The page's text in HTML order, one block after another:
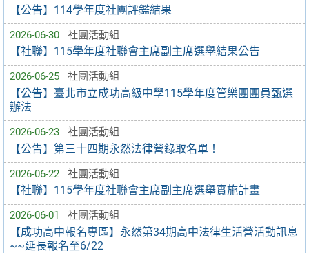
【公告】114學年度社團評鑑結果
2026-06-30 社團活動組
【社聯】115學年度社聯會主席副主席選舉結果公告
2026-06-25 社團活動組
【公告】臺北市立成功高級中學115學年度管樂團團員甄選
辦法
2026-06-23 社團活動組
【公告】第三十四期永然法律營錄取名單！
2026-06-22 社團活動組
【社聯】115學年度社聯會主席副主席選舉實施計畫
2026-06-01 社團活動組
【成功高中報名專區】永然第34期高中法律生活營活動訊息
~~延長報名至6/22